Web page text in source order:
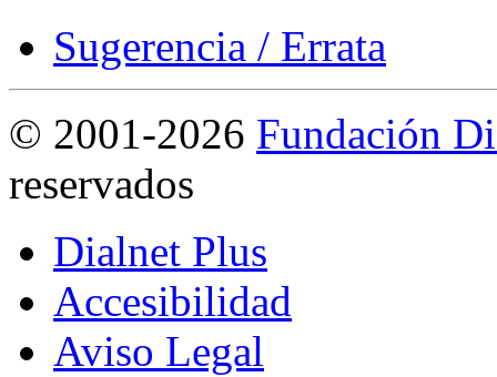
Sugerencia / Errata
© 2001-2026 Fundación
reservados
Dialnet Plus
Accesibilidad
Aviso Legal